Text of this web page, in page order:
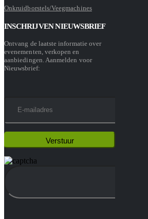
Onkruidborstels/Veegmachines
INSCHRIJVEN NIEUWSBRIEF
Ontvang de laatste informatie over
evenementen, verkopen en
aanbiedingen. Aanmelden voor
Nieuwsbrief: